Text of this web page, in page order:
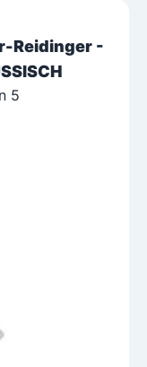
Reidinger -
5